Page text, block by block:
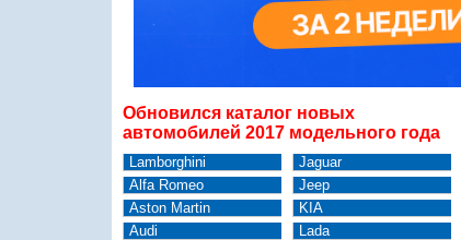
Обновился каталог новых
автомобилей 2017 модельного года
Lamborghini
Alfa Romeo
Aston Martin
Audi
Jaguar
Jeep
KIA
Lada